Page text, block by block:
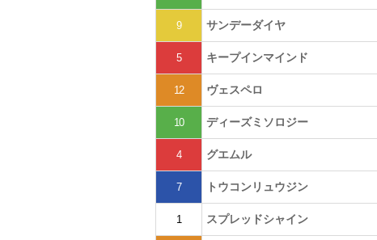
9 サンデーダイヤ
5 キープインマインド
12 ヴェスペロ
10 ディーズミソロジー
4 グエムル
7 トウコンリュウジン
1 スプレッドシャイン